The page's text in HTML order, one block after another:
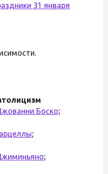
31 января
Боско;
;
;